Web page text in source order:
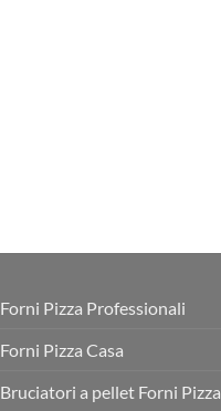
Forni Pizza Professionali
Forni Pizza Casa
Bruciatori a pellet Forni Pizza